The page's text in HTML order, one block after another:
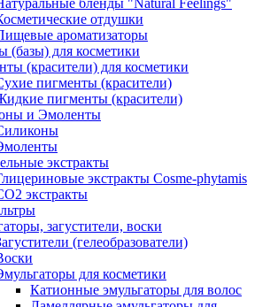
бленды "Natural Feelings"
отдушки
ароматизаторы
(базы) для косметики
(красители) для косметики
пигменты (красители)
пигменты (красители)
и Эмоленты
экстракты
экстракты Cosme-phytamis
экстракты
загустители, воски
(гелеобразователи)
для косметики
Катионные эмульгаторы для волос